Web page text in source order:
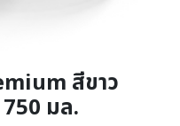
สีขาว
มล.